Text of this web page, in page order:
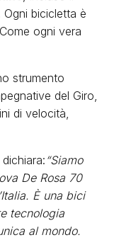
bicicletta è
ogni vera
strumento
del Giro,
di velocità,
“Siamo
De Rosa 70
È una bici
tecnologia
al mondo.